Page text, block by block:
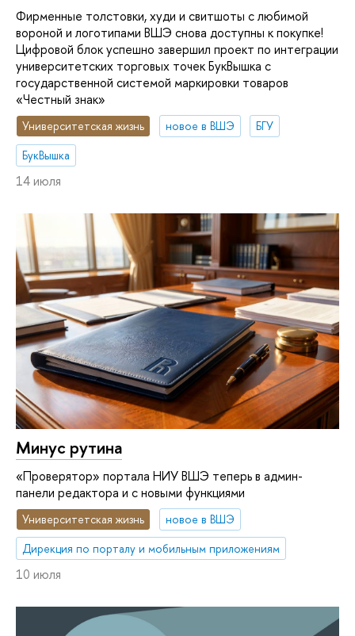
Фирменные толстовки, худи и свитшоты с любимой
вороной и логотипами ВШЭ снова доступны к покупке!
Цифровой блок успешно завершил проект по интеграции
университетских торговых точек БукВышка с
государственной системой маркировки товаров
«Честный знак»
Университетская жизнь новое в ВШЭ
БГУ
БукВышка
14 июля
Минус рутина
«Проверятор» портала НИУ ВШЭ теперь в админ-
панели редактора и с новыми функциями
Университетская жизнь
новое в ВШЭ
Дирекция по порталу и мобильным приложениям
10 июля